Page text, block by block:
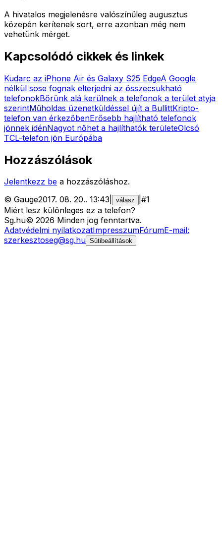
A hivatalos megjelenésre valószínűleg augusztus
közepén kerítenek sort, erre azonban még nem
vehetünk mérget.
Kapcsolódó cikkek és linkek
Kudarc az iPhone Air és Galaxy S25 EdgeA Google
nélkül sose fognak elterjedni az összecsukható
telefonokBőrünk alá kerülnek a telefonok a terület atyja
szerintMűholdas üzenetküldéssel újít a BullittKripto-
telefon van érkezőbenErősebb hajlítható telefonok
jönnek idénNagyot nőhet a hajlíthatók területeOlcsó
TCL-telefon jön Európába
Hozzászólások
Jelentkezz be a hozzászóláshoz.
© Gauge2017. 08. 20.. 13:43 válasz #1
Miért lesz különleges ez a telefon?
Sg.hu© 2026 Minden jog fenntartva.
Adatvédelmi nyilatkozatImpresszumFórumE-mail:
szerkesztoseg@sg.hu Sütibeállítások